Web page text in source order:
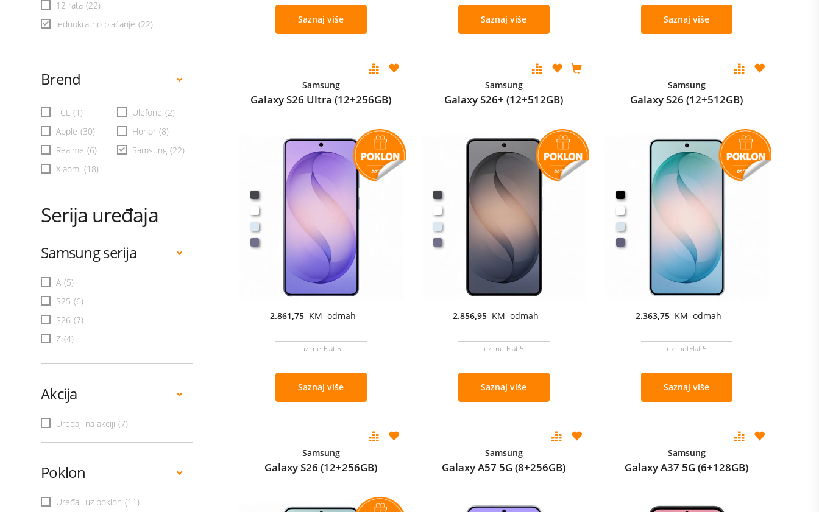
12 rata (22)
Jednokratno plaćanje (22)
Brend
TCL (1) Ulefone (2)
Apple (30) Honor (8)
Realme (6) Samsung (22)
Xiaomi (18)
Serija uređaja
Samsung serija
A (5)
S25 (6)
S26 (7)
Z (4)
Akcija
Uređaji na akciji (7)
Poklon
Uređaji uz poklon (11)
Saznaj više Saznaj više Saznaj više
Samsung
Galaxy S26 Ultra (12+256GB)
2.861,75 KM odmah
uz netFlat 5
Saznaj više
Samsung
Galaxy S26+ (12+512GB)
2.856,95 KM odmah
uz netFlat 5
Saznaj više
Samsung
Galaxy S26 (12+512GB)
2.363,75 KM odmah
uz netFlat 5
Saznaj više
Samsung
Galaxy S26 (12+256GB)
Samsung
Galaxy A57 5G (8+256GB)
Samsung
Galaxy A37 5G (6+128GB)